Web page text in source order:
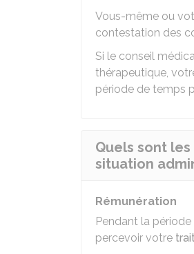
Vous-même ou
contestation des
Si le conseil
thérapeutique,
période de temps
Quels sont
situation
Rémunération
Pendant la
percevoir votre